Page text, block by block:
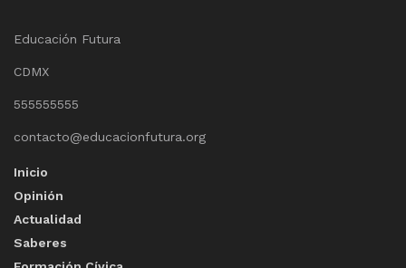
Educación Futura
CDMX
555555555
contacto@educacionfutura.org
Inicio
Opinión
Actualidad
Saberes